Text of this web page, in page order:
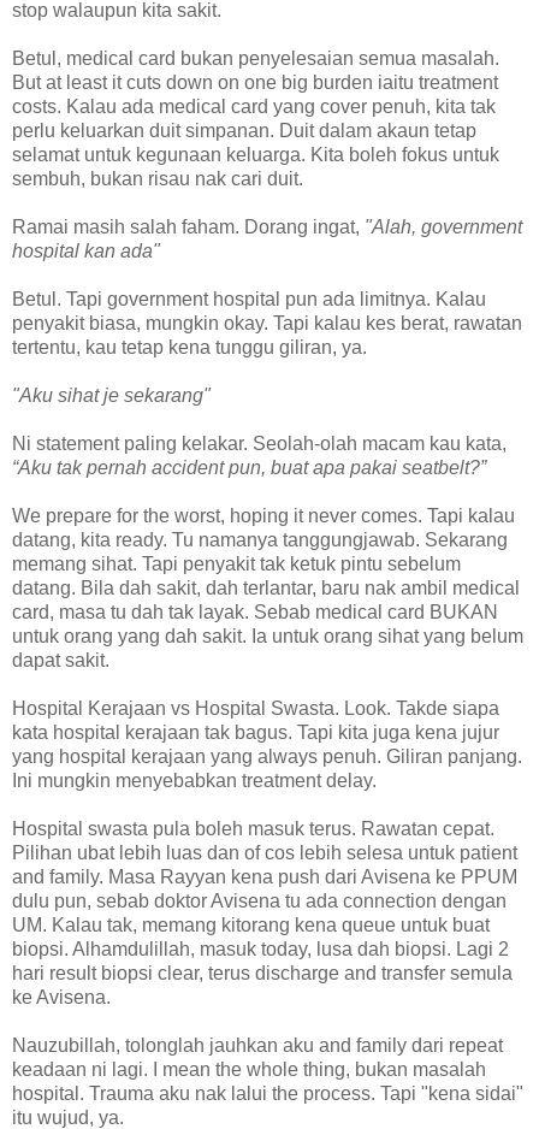
stop walaupun kita sakit.
Betul, medical card bukan penyelesaian semua masalah.
But at least it cuts down on one big burden iaitu treatment
costs. Kalau ada medical card yang cover penuh, kita tak
perlu keluarkan duit simpanan. Duit dalam akaun tetap
selamat untuk kegunaan keluarga. Kita boleh fokus untuk
sembuh, bukan risau nak cari duit.
Ramai masih salah faham. Dorang ingat, "Alah, government
hospital kan ada"
Betul. Tapi government hospital pun ada limitnya. Kalau
penyakit biasa, mungkin okay. Tapi kalau kes berat, rawatan
tertentu, kau tetap kena tunggu giliran, ya.
"Aku sihat je sekarang"
Ni statement paling kelakar. Seolah-olah macam kau kata,
“Aku tak pernah accident pun, buat apa pakai seatbelt?”
We prepare for the worst, hoping it never comes. Tapi kalau
datang, kita ready. Tu namanya tanggungjawab. Sekarang
memang sihat. Tapi penyakit tak ketuk pintu sebelum
datang. Bila dah sakit, dah terlantar, baru nak ambil medical
card, masa tu dah tak layak. Sebab medical card BUKAN
untuk orang yang dah sakit. Ia untuk orang sihat yang belum
dapat sakit.
Hospital Kerajaan vs Hospital Swasta. Look. Takde siapa
kata hospital kerajaan tak bagus. Tapi kita juga kena jujur
yang hospital kerajaan yang always penuh. Giliran panjang.
Ini mungkin menyebabkan treatment delay.
Hospital swasta pula boleh masuk terus. Rawatan cepat.
Pilihan ubat lebih luas dan of cos lebih selesa untuk patient
and family. Masa Rayyan kena push dari Avisena ke PPUM
dulu pun, sebab doktor Avisena tu ada connection dengan
UM. Kalau tak, memang kitorang kena queue untuk buat
biopsi. Alhamdulillah, masuk today, lusa dah biopsi. Lagi 2
hari result biopsi clear, terus discharge and transfer semula
ke Avisena.
Nauzubillah, tolonglah jauhkan aku and family dari repeat
keadaan ni lagi. I mean the whole thing, bukan masalah
hospital. Trauma aku nak lalui the process. Tapi "kena sidai"
itu wujud, ya.